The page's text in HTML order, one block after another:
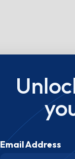
Email Address